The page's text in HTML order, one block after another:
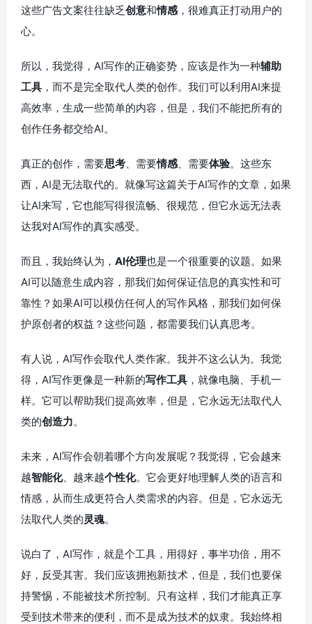
这些广告文案往往缺乏创意和情感 ，很难真正打动用户的
心。
所以，我觉得，AI写作的正确姿势，应该是作为一种辅助
工具 ，而不是完全取代人类的创作。我们可以利用AI来提
高效率，生成一些简单的内容，但是，我们不能把所有的
创作任务都交给AI。
真正的创作，需要思考 、需要情感 、需要体验。这些东
西，AI是无法取代的。就像写这篇关于AI写作的文章，如果
让AI来写，它也能写得很流畅、很规范，但它永远无法表
达我对AI写作的真实感受。
而且，我始终认为， AI伦理也是一个很重要的议题。如果
AI可以随意生成内容，那我们如何保证信息的真实性和可
靠性？如果AI可以模仿任何人的写作风格，那我们如何保
护原创者的权益？这些问题，都需要我们认真思考。
有人说，AI写作会取代人类作家。我并不这么认为。我觉
得，AI写作更像是一种新的写作工具 ，就像电脑、手机一
样。它可以帮助我们提高效率，但是，它永远无法取代人
类的创造力。
未来，AI写作会朝着哪个方向发展呢？我觉得，它会越来
越智能化、越来越个性化。它会更好地理解人类的语言和
情感，从而生成更符合人类需求的内容。但是，它永远无
法取代人类的灵魂。
说白了，AI写作，就是个工具，用得好，事半功倍，用不
好，反受其害。我们应该拥抱新技术，但是，我们也要保
持警惕，不能被技术所控制。只有这样，我们才能真正享
受到技术带来的便利，而不是成为技术的奴隶。我始终相